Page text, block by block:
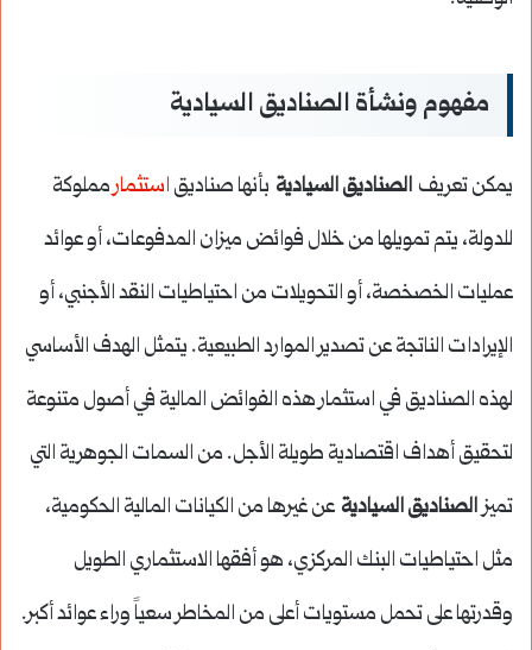
مفهوم ونشأة الصناديق السيادية
يمكن تعريف الصناديق السيادية بأنها صناديق استثمارمملوكة
للدولة، يتم تمويلها من خلال فوائض ميزان المدفوعات، أو عوائد
عمليات الخصخصة، أو التحويلات من احتياطيات النقد الأجنبي، أو
الإيرادات الناتجة عن تصدير الموارد الطبيعية. يتمثل الهدف الأساسي
لهذه الصناديق في استثمار هذه الفوائض المالية في أصول متنوعة
لتحقيق أهداف اقتصادية طويلة الأجل. من السمات الجوهرية التي
تميزالصناديق السيادية عن غيرها من الكيانات المالية الحكومية،
مثل احتياطيات البنك المركزي، هو أفقها الاستثماري الطويل
وقدرتها على تحمل مستويات أعلى من المخاطر سعياً وراء عوائد أكبر.